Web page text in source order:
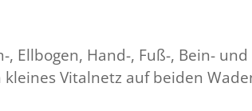
Ellbogen, Hand-, Fuß-, Bein-
Vitalnetz auf beiden